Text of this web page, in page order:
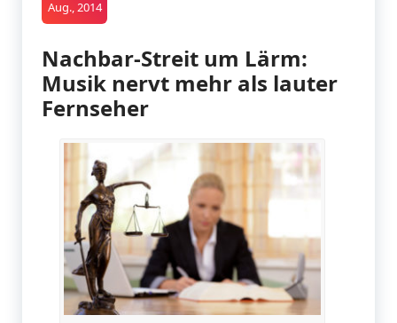
Aug., 2014
Nachbar-Streit um Lärm:
Musik nervt mehr als lauter
Fernseher